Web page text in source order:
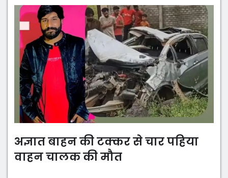
o
k
अज्ञात बाहन की टक्कर से चार पहिया
वाहन चालक की मौत